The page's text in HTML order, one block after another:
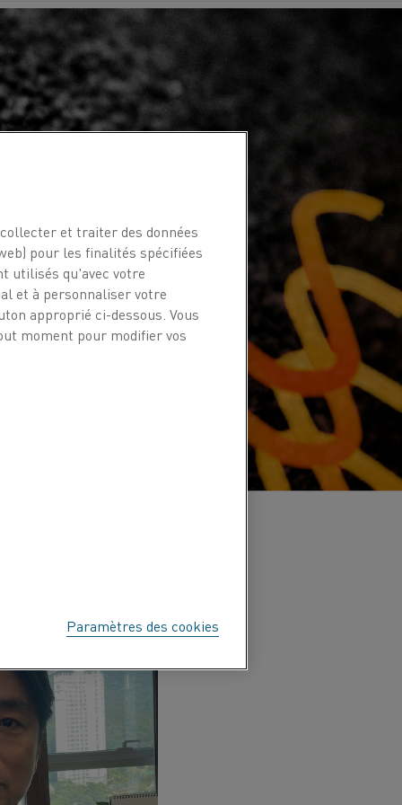
et traiter des données
pour les finalités spécifiées
utilisés qu'avec votre
et à personnaliser votre
approprié ci-dessous. Vous
moment pour modifier vos
Paramètres des cookies